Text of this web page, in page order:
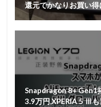
還元でかなりお買い得
Snapdragon 8+ Gen1
3.9万円,XPERIA 5 Ⅲ